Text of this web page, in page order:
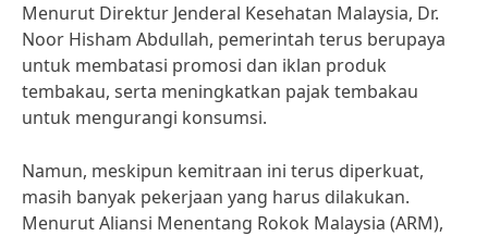
Menurut Direktur Jenderal Kesehatan Malaysia, Dr.
Noor Hisham Abdullah, pemerintah terus berupaya
untuk membatasi promosi dan iklan produk
tembakau, serta meningkatkan pajak tembakau
untuk mengurangi konsumsi.
Namun, meskipun kemitraan ini terus diperkuat,
masih banyak pekerjaan yang harus dilakukan.
Menurut Aliansi Menentang Rokok Malaysia (ARM),